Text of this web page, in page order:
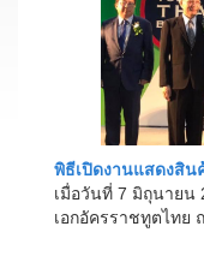
พิธีเปิดงานแสดงสิน
เมื่อวันที่ 7 มิถุนายน
เอกอัครราชทูตไทย